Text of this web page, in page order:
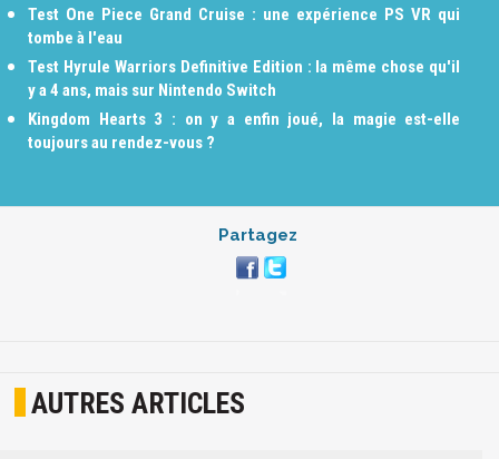
Test One Piece Grand Cruise : une expérience PS VR qui
tombe à l'eau
Test Hyrule Warriors Definitive Edition : la même chose qu'il
y a 4 ans, mais sur Nintendo Switch
Kingdom Hearts 3 : on y a enfin joué, la magie est-elle
toujours au rendez-vous ?
Partagez
AUTRES ARTICLES